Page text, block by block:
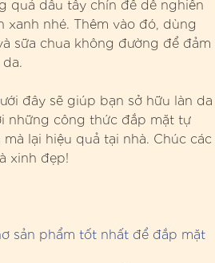
quả dâu tây chín để dễ nghiền
xanh nhé. Thêm vào đó, dùng
sữa chua không đường để đảm
đây sẽ giúp bạn sở hữu làn da
những công thức đắp mặt tự
lại hiệu quả tại nhà. Chúc các
xinh đẹp!
sản phẩm tốt nhất để đắp mặt